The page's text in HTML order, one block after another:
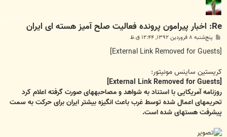
Re: اخبار پیرامون پرونده فعالیت صلح آمیز هسته ای ایران
پ
ت
پنج‌شنبه ۸ فروردین ۱۳۹۲, ۱۲:۴۴ ق.ظ
کریستین ساینس مونیتور:
روزنامه آمریکایی با استناد به شواهد و مصاحبه‎های صورت گرفته اعلام کرد
تحریم‎های اعمال شده توسط غرب باعث انگیزه بیشتر ایران برای حرکت به سمت
پیشرفت هسته‎ای شده است.